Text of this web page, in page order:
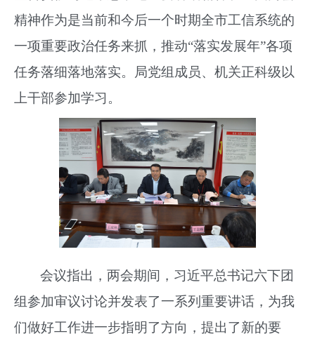
精神作为是当前和今后一个时期全市工信系统的
一项重要政治任务来抓，推动“落实发展年”各项
任务落细落地落实。局党组成员、机关正科级以
上干部参加学习。
会议指出，两会期间，习近平总书记六下团
组参加审议讨论并发表了一系列重要讲话，为我
们做好工作进一步指明了方向，提出了新的要